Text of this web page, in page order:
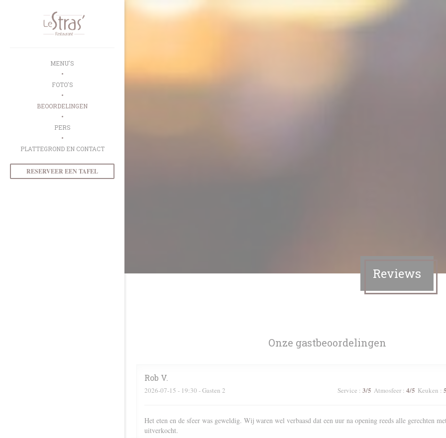
MENU'S
FOTO'S
BEOORDELINGEN
PERS
PLATTEGROND EN CONTACT
RESERVEER EEN TAFEL
Reviews
Onze gastbeoordelingen
Rob V
2026-07-15 - 19:30 - Gasten 2 Service : 3/5 Atmosfeer: 4/5 Keuken : 5
Het eten en de sfeer was geweldig. Wij waren wel verbaasd dat een uur na opening reeds alle gerechten
uitverkocht.